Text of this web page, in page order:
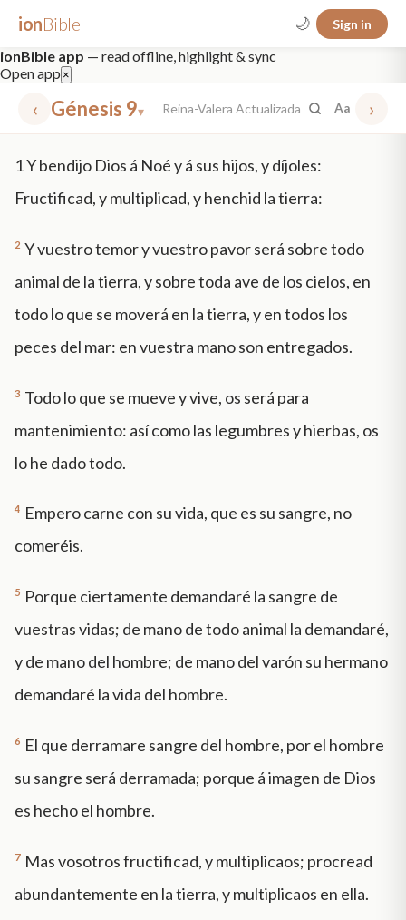
ionBible 🌙 Sign in
ionBible app — read offline, highlight & sync
Open app ×
‹ Génesis 9▾ Reina-Valera Actualizada Aa ›
mt 5 nt faith "peace that passeth"
1Y bendijo Dios á Noé y á sus hijos, y díjoles:
Fructificad, y multiplicad, y henchid la tierra:
2 Y vuestro temor y vuestro pavor será sobre todo
animal de la tierra, y sobre toda ave de los cielos, en
todo lo que se moverá en la tierra, y en todos los
peces del mar: en vuestra mano son entregados.
3 Todo lo que se mueve y vive, os será para
mantenimiento: así como las legumbres y hierbas, os
lo he dado todo.
4 Empero carne con su vida, que es su sangre, no
comeréis.
5 Porque ciertamente demandaré la sangre de
vuestras vidas; de mano de todo animal la demandaré,
y de mano del hombre; de mano del varón su hermano
demandaré la vida del hombre.
6 El que derramare sangre del hombre, por el hombre
su sangre será derramada; porque á imagen de Dios
es hecho el hombre.
7 Mas vosotros fructificad, y multiplicaos; procread
abundantemente en la tierra, y multiplicaos en ella.